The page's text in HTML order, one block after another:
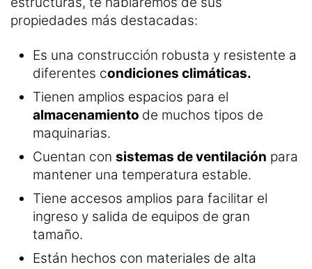
propiedades más destacadas:
Es una construcción robusta y resistente a
diferentes condiciones climáticas.
Tienen amplios espacios para el
almacenamiento de muchos tipos de
maquinarias.
Cuentan con sistemas de ventilación para
mantener una temperatura estable.
Tiene accesos amplios para facilitar el
ingreso y salida de equipos de gran
tamaño.
Están hechos con materiales de alta